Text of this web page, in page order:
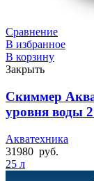
Сравнение
В избранное
В корзину
Закрыть
Скиммер
уровня воды
Акватехника
31980 руб.
25 л